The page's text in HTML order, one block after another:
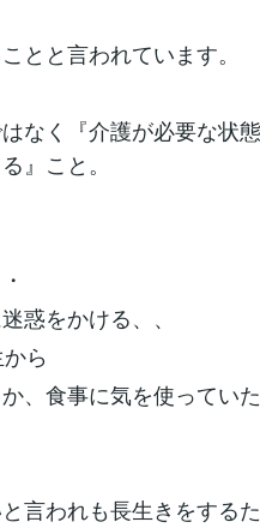
とと言われています。
なく『介護が必要な状
』こと。
惑をかける、、
ら
、食事に気を使っていた
言われも長生きをする